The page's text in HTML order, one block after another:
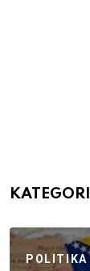
POLITIKA